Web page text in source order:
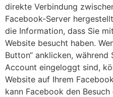
direkte Verbindung
Facebook-Server
die Information, dass Sie
Website besucht haben.
Button“ anklicken, während
Account eingeloggt sind,
Website auf Ihrem
kann Facebook den